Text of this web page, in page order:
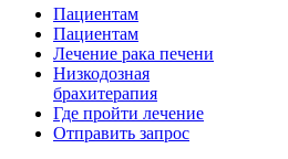
Пациентам
Пациентам
Лечение рака печени
Низкодозная
брахитерапия
Где пройти лечение
Отправить запрос